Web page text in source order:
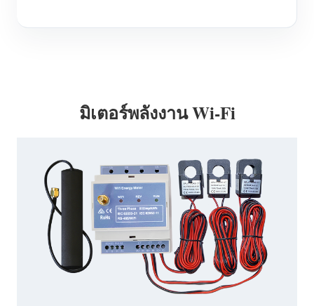
มิเตอร์พลังงาน Wi-Fi